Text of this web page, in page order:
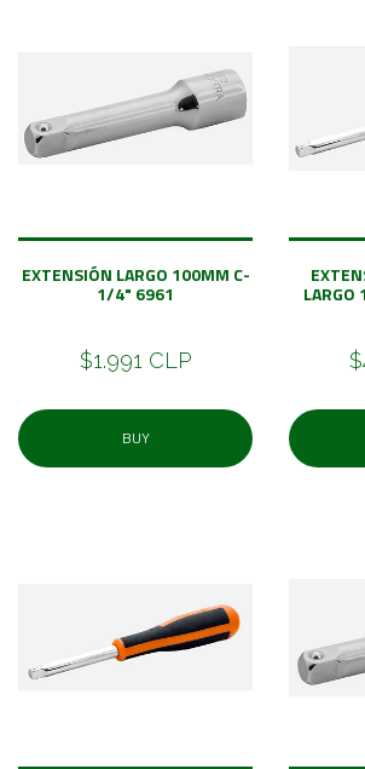
EXTENSIÓN LARGO 100MM C-
1/4" 6961
$1.991 CLP
BUY